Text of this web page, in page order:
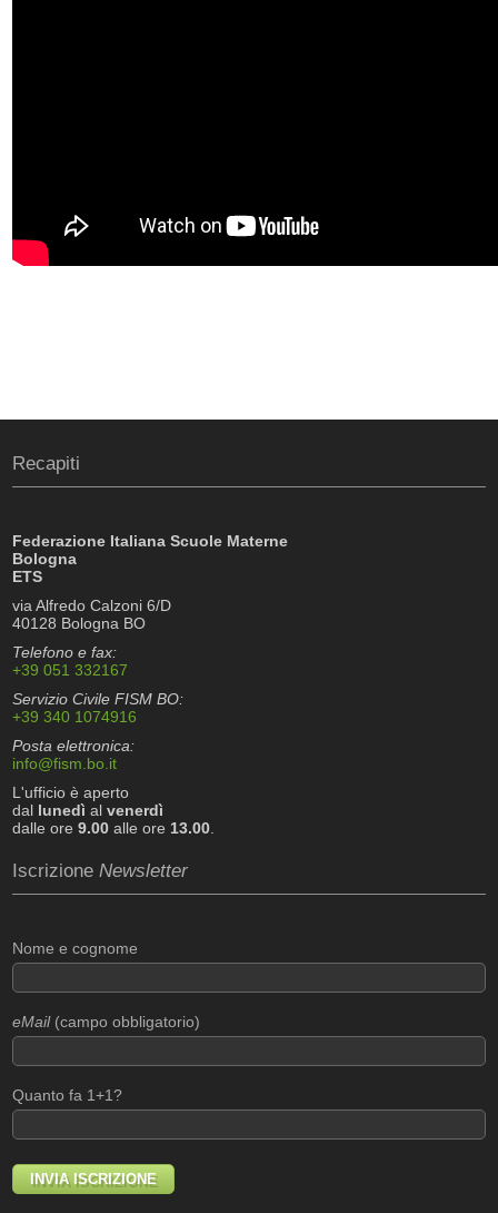
Recapiti
Federazione Italiana Scuole Materne
Bologna
ETS
via Alfredo Calzoni 6/D
40128 Bologna BO
Telefono e fax:
+39 051 332167
Servizio Civile FISM BO:
+39 340 1074916
Posta elettronica:
info@fism.bo.it
L'ufficio è aperto
dal lunedì alvenerdì
dalle ore9.00 alle ore 13.00
IscrizioneNewsletter
Nome e cognome
eMail(campo obbligatorio)
Quanto fa 1+1?